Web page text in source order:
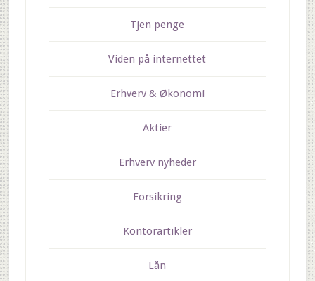
Tjen penge
Viden på internettet
Erhverv & Økonomi
Aktier
Erhverv nyheder
Forsikring
Kontorartikler
Lån